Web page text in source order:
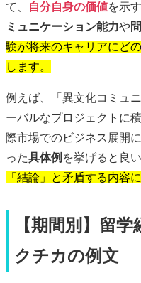
て、
自分自身の価値を示
ミュニケーション能力や
験が将来のキャリアにど
します。
例えば、「異文化コミュ
ーバルなプロジェクトに
際市場でのビジネス展開
った具体例 を挙げると良
「結論」と矛盾する内容
【期間別】留
クチカの例文